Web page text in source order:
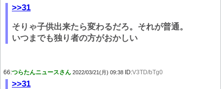
>>31
そりゃ子供出来たら変わるだろ。それが普通。
いつまでも独り者の方がおかしい
66:つらたんニュースさん 2022/03/21(月) 09:38 ID:V3TD/bTg0
>>31